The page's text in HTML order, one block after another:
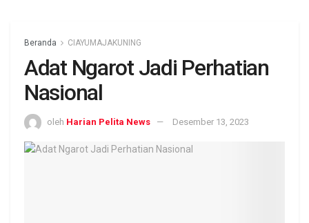
Beranda CIAYUMAJAKUNING
Adat Ngarot Jadi Perhatian
Nasional
oleh Harian Pelita News Desember 13, 2023